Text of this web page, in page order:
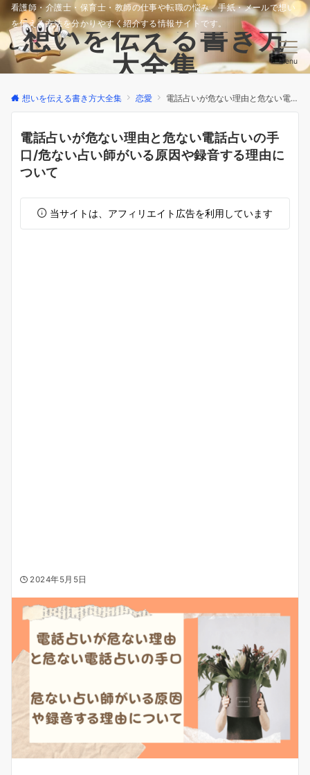
看護師・介護士・保育士・教師の仕事や転職の悩み、手紙・メールで想い
を伝える方法を分かりやすく紹介する情報サイトです。
想いを伝える書き方
大全集
Menu
想いを伝える書き方大全集 恋愛 電話占いが危ない理由と危ない電話占いの手口/危ない占い師がいる原因や録音する理由について
電話占いが危ない理由と危ない電話占いの手
口/危ない占い師がいる原因や録音する理由に
ついて
当サイトは、アフィリエイト広告を利用しています
2024年5月5日